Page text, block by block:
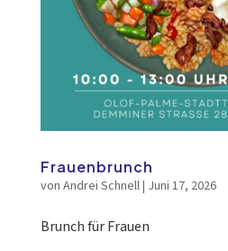
Frauenbrunch
von Andrei Schnell| Juni 17, 2026
Brunch für Frauen